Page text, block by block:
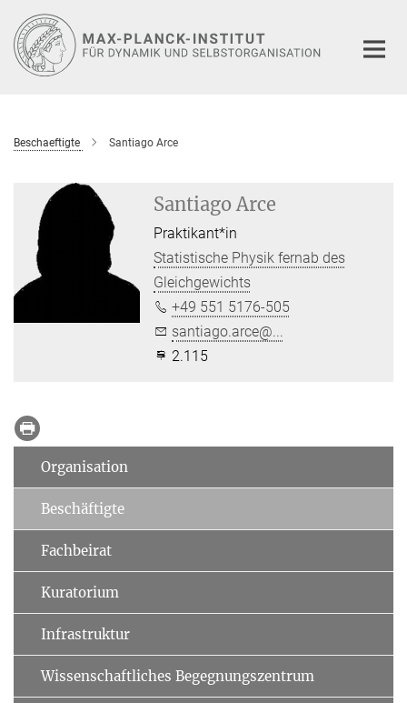
Hauptinhalt
Beschaeftigte Santiago Arce
Santiago Arce
Praktikant*in
Statistische Physik fernab des
Gleichgewichts
+49 551 5176-505
santiago.arce@...
2.115
Organisation
Beschäftigte
Fachbeirat
Kuratorium
Infrastruktur
Wissenschaftliches Begegnungszentrum